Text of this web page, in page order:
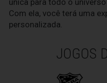
única para todo o
Com ela, você terá uma
personalizada.
JOGOS